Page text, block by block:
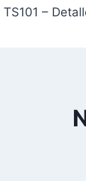
TS101 –